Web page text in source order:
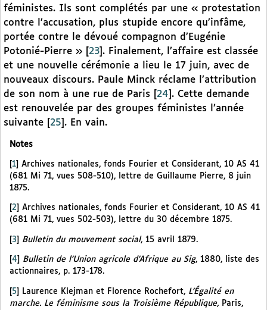
féministes. Ils sont complétés par une « protestation
contre l’accusation, plus stupide encore qu’infâme,
portée contre le dévoué compagnon d’Eugénie
Potonié-Pierre »
23 . Finalement, l’affaire est classée
et une nouvelle cérémonie a lieu le 17 juin, avec de
nouveaux discours. Paule Minck réclame l’attribution
de son nom à une rue de Paris
24 . Cette demande
est renouvelée par des groupes féministes l’année
suivante
25 . En vain.
Notes
[1] Archives nationales, fonds Fourier et Considerant, 10 AS 41
(681 Mi 71, vues 508-510), lettre de Guillaume Pierre, 8 juin
1875.
2
Archives nationales, fonds Fourier et Considerant, 10 AS 41
(681 Mi 71, vues 502-503), lettre du 30 décembre 1875.
[3] Bulletin du mouvement social, 15 avril 1879.
4 Bulletin de l’Union agricole d’Afrique au Sig, 1880, liste des
actionnaires, p. 173-178.
5 Laurence Klejman et Florence Rochefort, L’Égalité en
marche. Le féminisme sous la Troisième République, Paris,